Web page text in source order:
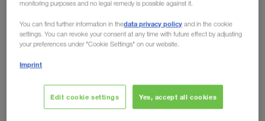
ощутить преимущества услуги по ремонту и
техническому обслуживанию полуприцепов и тягачей.
monitoring purposes and no legal remedy is possible against it.
You can find further information in thedata privacy policy and in the cookie
settings. You can revoke your consent at any time with future effect by adjusting
your preferences under "Cookie Settings" on our website.
Imprint
Edit cookie settings Yes, accept all cookies